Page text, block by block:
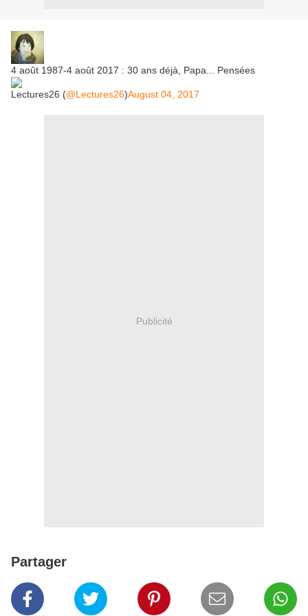
4 août 1987-4 août 2017 : 30 ans déjà, Papa... Pensées
Lectures26 (@Lectures26)August 04, 2017
Publicité
Partager